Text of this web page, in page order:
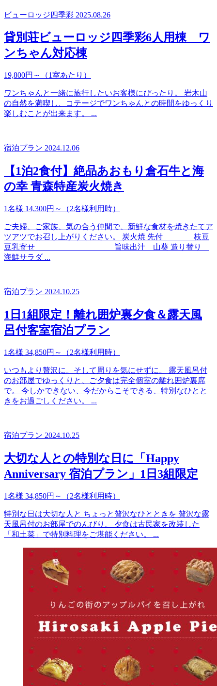
ビューロッジ四季彩 2025.08.26
貸別荘ビューロッジ四季彩6人用棟 ワ
ンちゃん対応棟
19,800円～（1室あたり）
ワンちゃんと一緒に旅行したいお客様にぴったり。 岩木山
の自然を満喫し、コテージでワンちゃんとの時間をゆっくり
楽しむことが出来ます。 ...
宿泊プラン 2024.12.06
【1泊2食付】絶品あおもり倉石牛と海
の幸 青森特産炭火焼き
1名様 14,300円～（2名様利用時）
ご夫婦、ご家族、気の合う仲間で、新鮮な食材を焼きたてア
ツアツでお召し上がりください。 炭火焼 先付 枝豆
豆乳寄せ 旨味出汁 山葵 造り替り
海鮮サラダ ...
宿泊プラン 2024.10.25
1日1組限定！離れ囲炉裏夕食＆露天風
呂付客室宿泊プラン
1名様 34,850円～（2名様利用時）
いつもより贅沢に。そして周りを気にせずに。 露天風呂付
のお部屋でゆっくりと、ご夕食は完全個室の離れ囲炉裏席
で。 今しかできない、今だからこそできる、特別なひとと
きをお過ごしください。 ...
宿泊プラン 2024.10.25
大切な人との特別な日に「Happy
Anniversary 宿泊プラン」1日3組限定
1名様 34,850円～（2名様利用時）
特別な日は大切な人と ちょっと贅沢なひとときを 贅沢な露
天風呂付のお部屋でのんびり。 夕食は古民家を改装した
「和土菜」で特別料理をご堪能ください。 ...